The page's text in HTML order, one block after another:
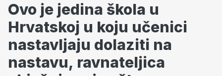
Ovo je jedina škola u
Hrvatskoj u koju učenici
nastavljaju dolaziti na
nastavu, ravnateljica